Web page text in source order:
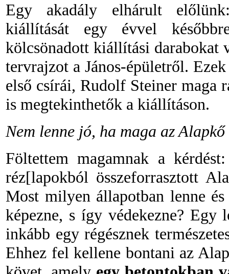
Egy akadály elhárult
kiállítását egy évvel
kölcsönadott kiállítási darabokat
tervrajzot a János-épületről.
első csírái, Rudolf Steiner maga
is megtekinthetők a kiállításon.
Nem lenne jó, ha maga az
Föltettem magamnak a
réz[lapokból összeforrasztott
Most milyen állapotban lenne
képezne, s így védekezne? Egy
inkább egy régésznek
Ehhez fel kellene bontani az